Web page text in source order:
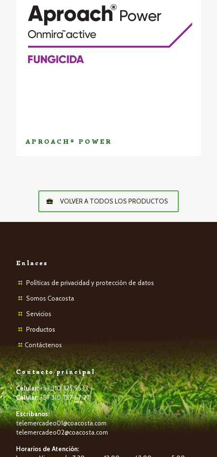
APROACH® POWER
VOLVER A TODOS LOS PRODUCTOS
Enlaces
Políticas de privacidad y protección de datos
Somos Coacosta
Servicios
Productos
Contáctenos
Contacto principal
Celular:+57 310 375 95 13
Celular:+57 310 757 67 27
Escríbanos:
telemercadeo01@coacosta.com
telemercadeo02@coacosta.com
Horarios de Atención: